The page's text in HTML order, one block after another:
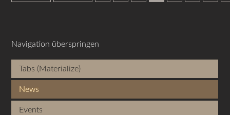
Navigation überspringen
Tabs (Materialize)
News
Events